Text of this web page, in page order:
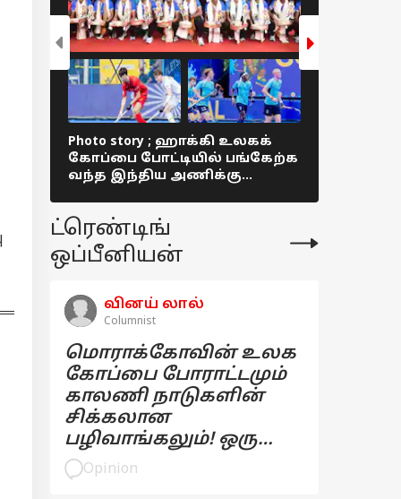
Photo story ; ஹாக்கி உலகக்
கோப்பை போட்டியில் பங்கேற்க
வந்த இந்திய அணிக்கு
ட்ரெண்டிங்
ஒப்பீனியன்
வினய் லால்
Columnist
மொராக்கோவின் உலக
கோப்பை போராட்டமும்
காலணி நாடுகளின்
சிக்கலான
பழிவாங்கலும்! ஒரு
பார்வை
Opinion
கட்டணம்!
ஜப்பான்
-
மிஞ்சுமா?